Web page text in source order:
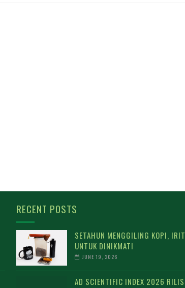
RECENT POSTS
SETAHUN MENGGILING KOPI, IRIT
UNTUK DINIKMATI
JUNE 19, 2026
AD SCIENTIFIC INDEX 2026 RILIS